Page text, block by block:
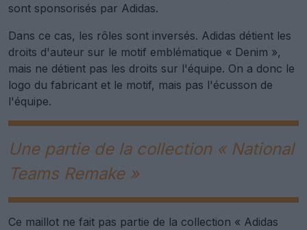
sont sponsorisés par Adidas.
Dans ce cas, les rôles sont inversés. Adidas détient les
droits d'auteur sur le motif emblématique « Denim »,
mais ne détient pas les droits sur l'équipe. On a donc le
logo du fabricant et le motif, mais pas l'écusson de
l'équipe.
Une partie de la collection « National
Teams Remake »
Ce maillot ne fait pas partie de la collection « Adidas